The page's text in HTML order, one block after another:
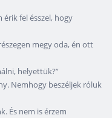
érik fel ésszel, hogy
megy oda, én ott
helyettük?”
Nemhogy beszéljek róluk
És nem is érzem